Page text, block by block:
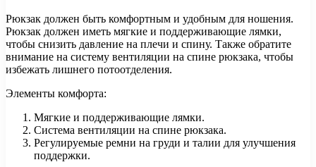
Рюкзак должен быть комфортным и удобным для ношения.
Рюкзак должен иметь мягкие и поддерживающие лямки,
чтобы снизить давление на плечи и спину. Также обратите
внимание на систему вентиляции на спине рюкзака, чтобы
избежать лишнего потоотделения.
Элементы комфорта:
Мягкие и поддерживающие лямки.
Система вентиляции на спине рюкзака.
Регулируемые ремни на груди и талии для улучшения
поддержки.